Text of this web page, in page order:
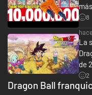
Explora lugares nuevos y
historia y forjas tu amistad
Z.
8
La
de
2
Dragon Ball